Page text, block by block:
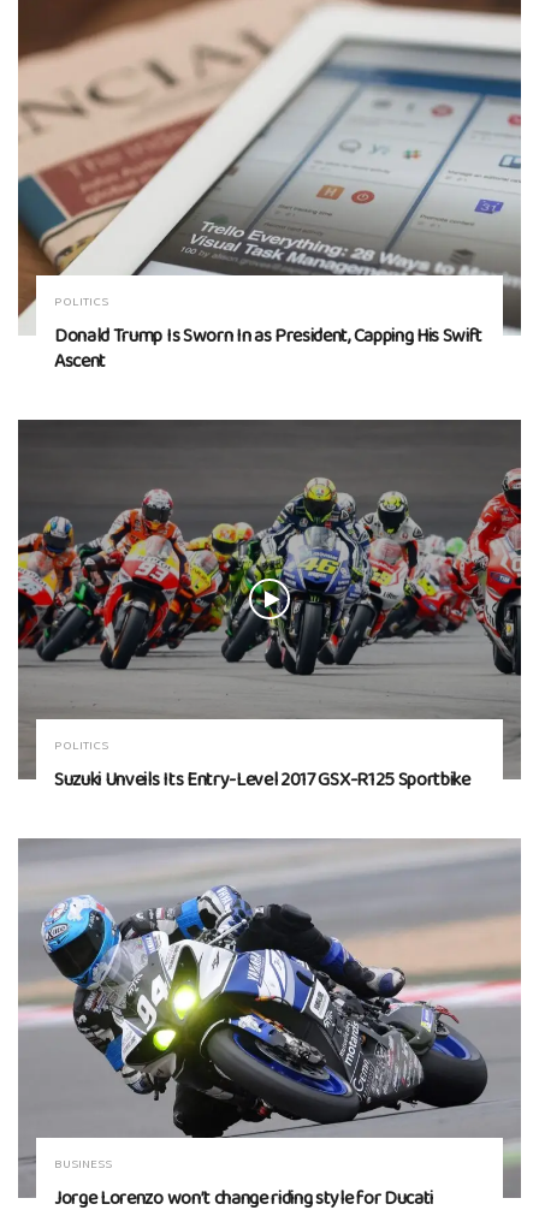
POLITICS
Donald Trump Is Sworn In as President, Capping His Swift
Ascent
POLITICS
Suzuki Unveils Its Entry-Level 2017 GSX-R125 Sportbike
BUSINESS
Jorge Lorenzo won’t change riding style for Ducati